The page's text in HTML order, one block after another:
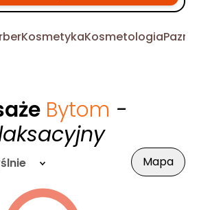
KosmetykaKosmetologia
Bytom -
Mapa